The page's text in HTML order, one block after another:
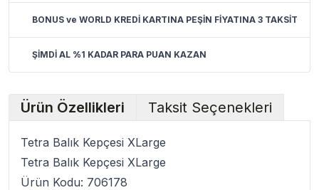
BONUS ve WORLD KREDİ KARTINA PEŞİN FİYATINA 3 TAKSİT
ŞİMDİ AL %1 KADAR PARA PUAN KAZAN
Ürün Özellikleri Taksit Seçenekleri
Tetra Balık Kepçesi XLarge
Tetra Balık Kepçesi XLarge
Ürün Kodu: 706178